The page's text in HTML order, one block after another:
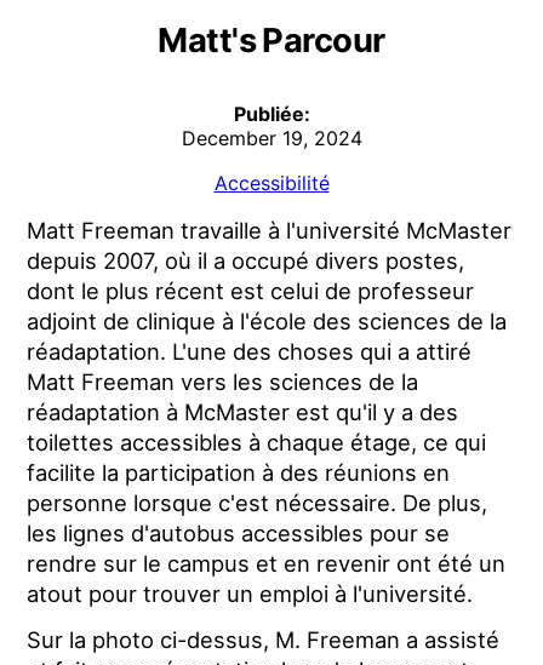
Matt's Parcour
Publiée:
December 19, 2024
Accessibilité
Matt Freeman travaille à l'université McMaster
depuis 2007, où il a occupé divers postes,
dont le plus récent est celui de professeur
adjoint de clinique à l'école des sciences de la
réadaptation. L'une des choses qui a attiré
Matt Freeman vers les sciences de la
réadaptation à McMaster est qu'il y a des
toilettes accessibles à chaque étage, ce qui
facilite la participation à des réunions en
personne lorsque c'est nécessaire. De plus,
les lignes d'autobus accessibles pour se
rendre sur le campus et en revenir ont été un
atout pour trouver un emploi à l'université.
Sur la photo ci-dessus, M. Freeman a assisté